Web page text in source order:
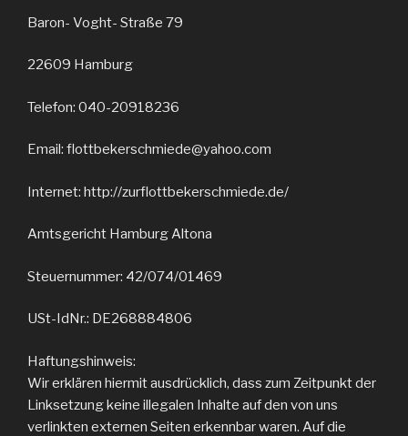
Baron- Voght- Straße 79
22609 Hamburg
Telefon: 040-20918236
Email: flottbekerschmiede@yahoo.com
Internet: http://zurflottbekerschmiede.de/
Amtsgericht Hamburg Altona
Steuernummer: 42/074/01469
USt-IdNr.: DE268884806
Haftungshinweis:
Wir erklären hiermit ausdrücklich, dass zum Zeitpunkt der
Linksetzung keine illegalen Inhalte auf den von uns
verlinkten externen Seiten erkennbar waren. Auf die